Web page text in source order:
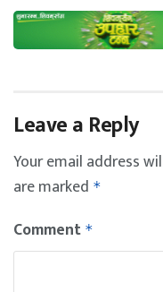
Leave a Reply
Your email address
are marked *
Comment *